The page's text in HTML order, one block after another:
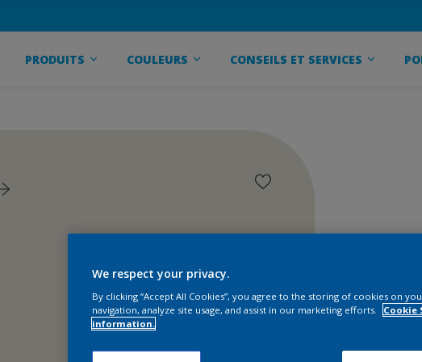
PRODUITS COULEURS CONSEILS ET SERVICES
We respect your privacy.
By clicking “Accept All Cookies”, you agree to the storing of cookies on
navigation, analyze site usage, and assist in our marketing efforts.
Cookie
information.